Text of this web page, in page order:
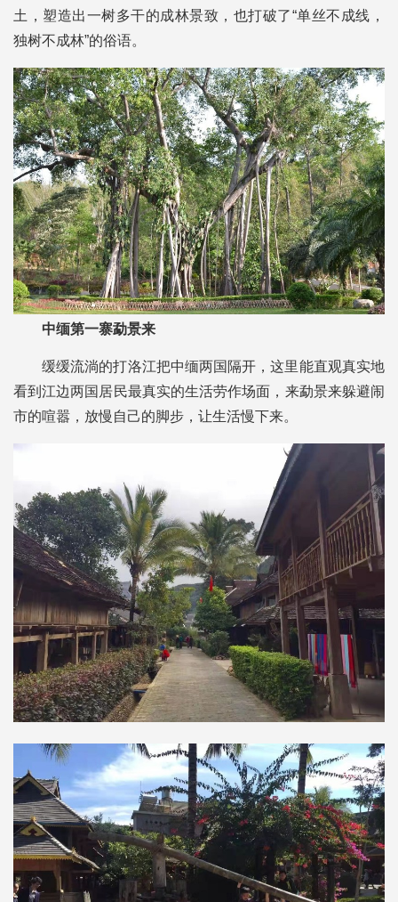
土，塑造出一树多干的成林景致，也打破了“单丝不成线，
独树不成林”的俗语。
中缅第一寨勐景来
缓缓流淌的打洛江把中缅两国隔开，这里能直观真实地
看到江边两国居民最真实的生活劳作场面，来勐景来躲避闹
市的喧嚣，放慢自己的脚步，让生活慢下来。